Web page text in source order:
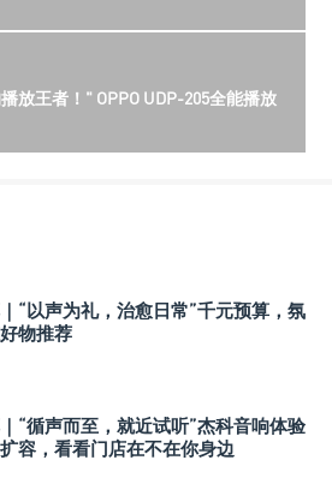
放王者！" OPPO UDP-205全能播放
“以声为礼，治愈日常”千元预算，氛
物推荐
“循声而至，就近试听”杰科音响体验
容，看看门店在不在你身边